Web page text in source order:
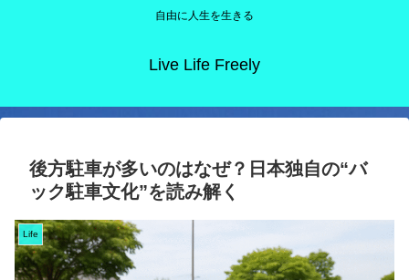
自由に人生を生きる
Live Life Freely
後方駐車が多いのはなぜ？日本独自の“バ
ック駐車文化”を読み解く
Life